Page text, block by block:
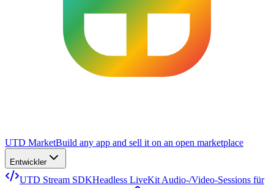
UTD MarketBuild any app and sell it on an open marketplace
Entwickler
UTD Stream SDKHeadless LiveKit Audio-/Video-Sessions für